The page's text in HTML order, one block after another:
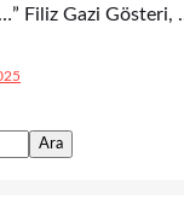
Filiz Gazi Gösteri,
Ara